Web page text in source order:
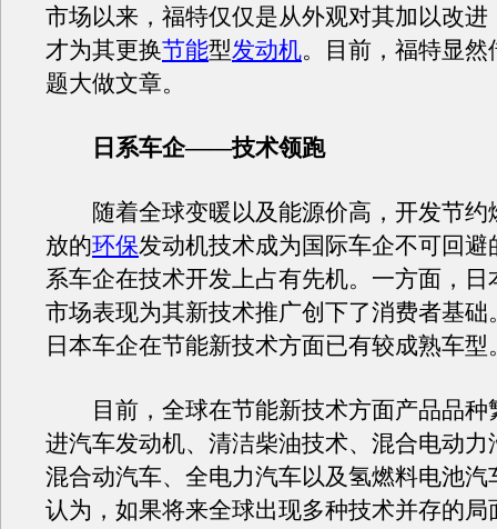
市场以来，福特仅仅是从外观对其加以改进
才为其更换节能型发动机。目前，福特显然
题大做文章。
日系车企——技术领跑
随着全球变暖以及能源价高，开发节约
放的环保发动机技术成为国际车企不可回避
系车企在技术开发上占有先机。一方面，日
市场表现为其新技术推广创下了消费者基础
日本车企在节能新技术方面已有较成熟车型
目前，全球在节能新技术方面产品品种
进汽车发动机、清洁柴油技术、混合电动力
混合动汽车、全电力汽车以及氢燃料电池汽
认为，如果将来全球出现多种技术并存的局